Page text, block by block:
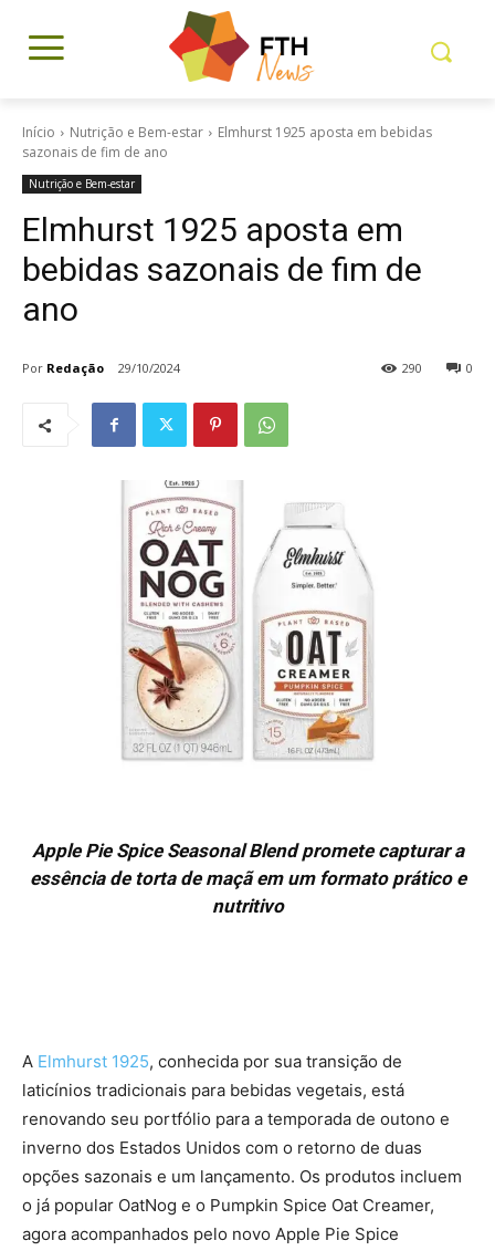
Início Nutrição e Bem-estar
Elmhurst 1925 aposta em bebidas
sazonais de fim de ano
Nutrição e Bem-estar
Elmhurst 1925 aposta em
bebidas sazonais de fim de
ano
Por Redação 29/10/2024 0
290
Apple Pie Spice Seasonal Blend promete capturar a
essência de torta de maçã em um formato prático e
nutritivo
A Elmhurst 1925, conhecida por sua transição de
laticínios tradicionais para bebidas vegetais, está
renovando seu portfólio para a temporada de outono e
inverno dos Estados Unidos com o retorno de duas
opções sazonais e um lançamento. Os produtos incluem
o já popular OatNog e o Pumpkin Spice Oat Creamer,
agora acompanhados pelo novo Apple Pie Spice